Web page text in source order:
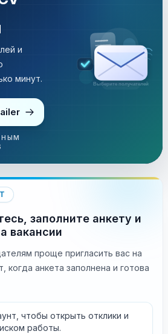
и
минут.
Рассылка за несколько минут
заполните анкету и
вакансии
проще пригласить вас на
когда анкета заполнена и готова
чтобы открыть отклики и
работы.